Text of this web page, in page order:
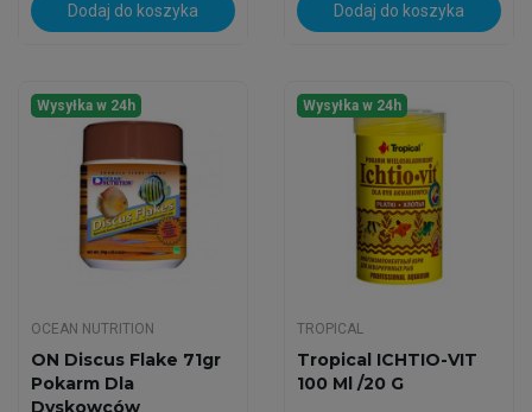
Dodaj do koszyka Dodaj do koszyka
Wysyłka w 24h
OCEAN NUTRITION
ON Discus Flake 71gr
Pokarm Dla
Dyskowców
Wysyłka w 24h
TROPICAL
Tropical ICHTIO-VIT
100 Ml /20 G